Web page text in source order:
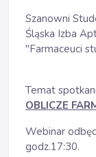
Szanowni
Śląska Izba
"Farmaceuci
Temat
OBLICZE
Webinar
godz.17:30.